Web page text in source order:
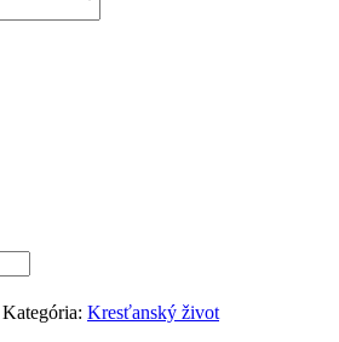
Kategória: Kresťanský život